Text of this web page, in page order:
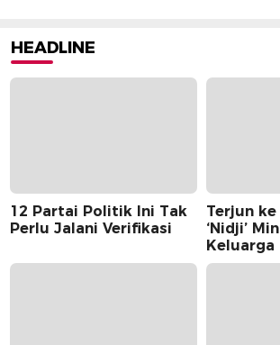
HEADLINE
12 Partai Politik Ini Tak
Perlu Jalani Verifikasi
Terjun
‘Nidji’
Keluarga